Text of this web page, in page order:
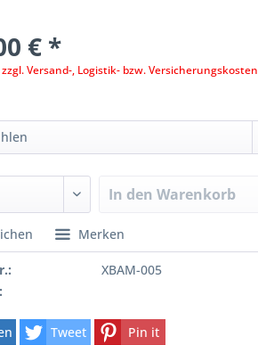
€ *
zzgl. Versand-, Logistik- bzw. Versicherungskosten
In den Warenkorb
Merken
XBAM-005
Tweet Pin it